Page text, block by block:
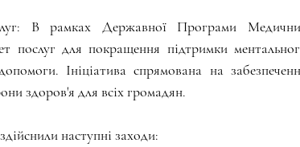
В рамках Державної Програми
послуг для покращення підтримки
Ініціатива спрямована на
здоров'я для всіх громадян.
наступні заходи: